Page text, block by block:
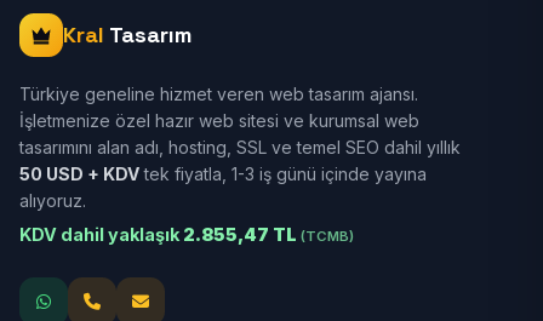
Kral Tasarım
Türkiye geneline hizmet veren web tasarım ajansı.
İşletmenize özel hazır web sitesi ve kurumsal web
tasarımını alan adı, hosting, SSL ve temel SEO dahil yıllık
50 USD + KDVtek fiyatla, 1-3 iş günü içinde yayına
alıyoruz.
KDV dahil yaklaşık 2.855,47 TL (TCMB)